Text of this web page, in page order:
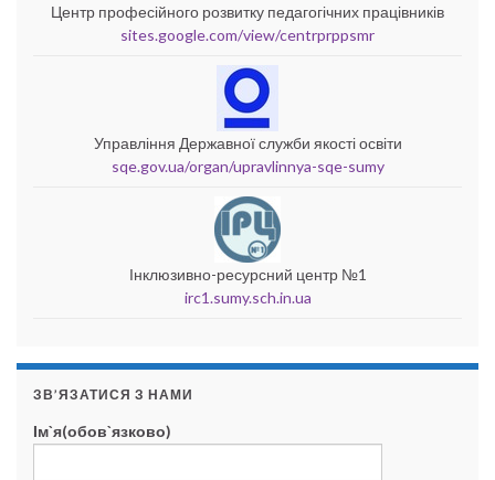
Центр професійного розвитку педагогічних працівників
sites.google.com/view/centrprppsmr
Управління Державної служби якості освіти
sqe.gov.ua/organ/upravlinnya-sqe-sumy
Інклюзивно-ресурсний центр №1
irc1.sumy.sch.in.ua
ЗВ’ЯЗАТИСЯ З НАМИ
Ім`я(обов`язково)